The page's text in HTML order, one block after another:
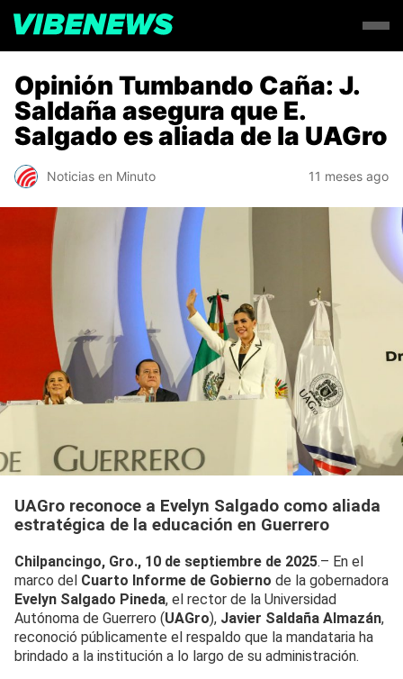
Opinión Tumbando Caña: J.
Saldaña asegura que E.
Salgado es aliada de la UAGro
Noticias en Minuto 11 meses ago
UAGro reconoce a Evelyn Salgado como aliada
estratégica de la educación en Guerrero
Chilpancingo, Gro., 10 de septiembre de 2025.– En el
marco del Cuarto Informe de Gobierno de la gobernadora
Evelyn Salgado Pineda, el rector de la Universidad
Autónoma de Guerrero (UAGro), Javier Saldaña Almazán,
reconoció públicamente el respaldo que la mandataria ha
brindado a la institución a lo largo de su administración.